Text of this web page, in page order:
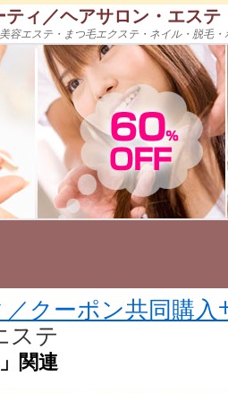
ィ／ヘアサロン・エス
容エステ・まつ毛エクステ・ネイル・脱毛
／クーポン共同購
ステ
」関連